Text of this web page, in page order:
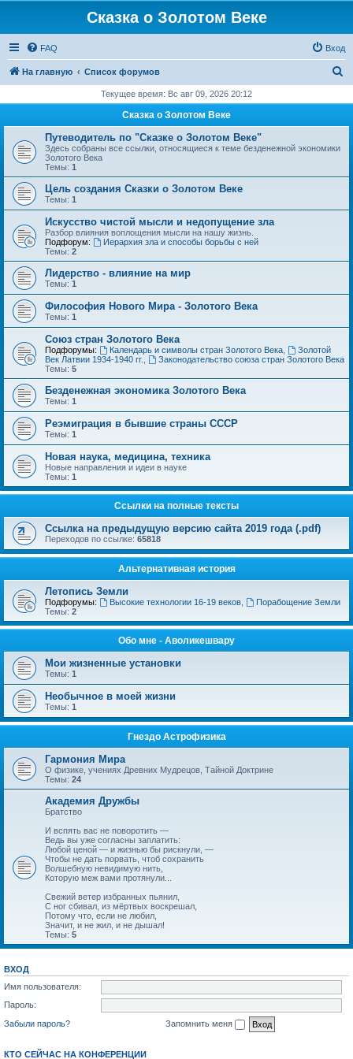
Сказка о Золотом Веке
FAQ Вход
На главную Список форумов
с
Текущее время: Вс авг 09, 2026 20:12
Сказка о Золотом Веке
Путеводитель по "Сказке о Золотом Веке"
Здесь собраны все ссылки, относящиеся к теме безденежной экономики
Золотого Века
Темы: 1
Цель создания Сказки о Золотом Веке
Темы: 1
Искусство чистой мысли и недопущение зла
Разбор влияния воплощения мысли на нашу жизнь.
Подфорум:
Иерархия зла и способы борьбы с ней
Темы: 2
Лидерство - влияние на мир
Темы: 1
Философия Нового Мира - Золотого Века
Темы: 1
Cоюз стран Золотого Века
Подфорумы: Календарь и символы стран Золотого Века,
Золотой
Век Латвии 1934-1940 гг.
Законодательство союза стран Золотого Века
Темы: 5
Безденежная экономика Золотого Века
Темы: 1
Реэмиграция в бывшие страны СССР
Темы: 1
Новая наука, медицина, техника
Новые направления и идеи в науке
Темы: 1
Ссылки на полные тексты
Ссылка на предыдущую версию сайта 2019 года (.pdf)
Переходов по ссылке: 65818
Альтернативная история
Летопись Земли
Подфорумы: Высокие технологии 16-19 веков,
Порабощение Земли
Темы: 2
Обо мне - Аволикешвару
Мои жизненные установки
Темы: 1
Необычное в моей жизни
Темы: 1
Гнездо Астрофизика
Гармония Мира
О физике, учениях Древних Мудрецов, Тайной Доктрине
Темы: 24
Академия Дружбы
Братство
И вспять вас не поворотить —
Ведь вы уже согласны заплатить:
Любой ценой — и жизнью бы рискнули, —
Чтобы не дать порвать, чтоб сохранить
Волшебную невидимую нить,
Которую меж вами протянули...
Свежий ветер избранных пьянил,
С ног сбивал, из мёртвых воскрешал,
Потому что, если не любил,
Значит, и не жил, и не дышал!
Темы: 5
ВХОД
Имя пользователя:
Пароль:
Забыли пароль?
Запомнить меня
КТО СЕЙЧАС НА КОНФЕРЕНЦИИ